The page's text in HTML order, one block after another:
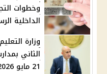
وخطوات
الداخلية
وزارة
الثاني
21 مايو 2026